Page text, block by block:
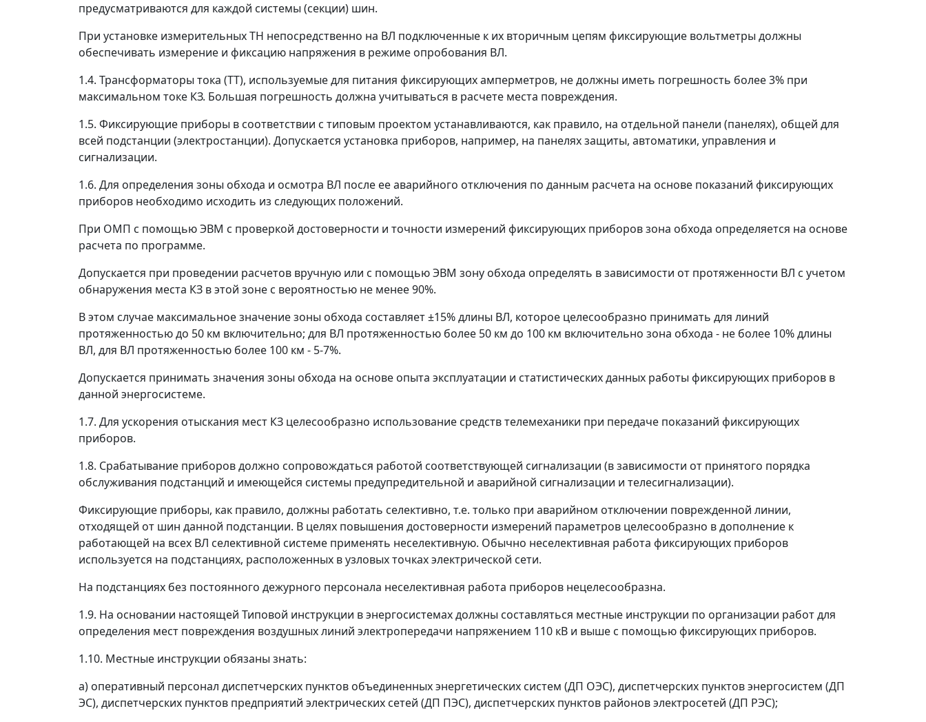
предусматриваются для каждой системы (секции) шин.
При установке измерительных ТН непосредственно на ВЛ подключенные к их вторичным цепям фиксирующие вольтметры должны
обеспечивать измерение и фиксацию напряжения в режиме опробования ВЛ.
1.4. Трансформаторы тока (ТТ), используемые для питания фиксирующих амперметров, не должны иметь погрешность более 3% при
максимальном токе КЗ. Большая погрешность должна учитываться в расчете места повреждения.
1.5. Фиксирующие приборы в соответствии с типовым проектом устанавливаются, как правило, на отдельной панели (панелях), общей для
всей подстанции (электростанции). Допускается установка приборов, например, на панелях защиты, автоматики, управления и
сигнализации.
1.6. Для определения зоны обхода и осмотра ВЛ после ее аварийного отключения по данным расчета на основе показаний фиксирующих
приборов необходимо исходить из следующих положений.
При ОМП с помощью ЭВМ с проверкой достоверности и точности измерений фиксирующих приборов зона обхода определяется на основе
расчета по программе.
Допускается при проведении расчетов вручную или с помощью ЭВМ зону обхода определять в зависимости от протяженности ВЛ с учетом
обнаружения места КЗ в этой зоне с вероятностью не менее 90%.
В этом случае максимальное значение зоны обхода составляет±15% длины ВЛ, которое целесообразно принимать для линий
протяженностью до 50 км включительно; для ВЛ протяженностью более 50 км до 100 км включительно зона обхода - не более 10% длины
ВЛ, для ВЛ протяженностью более 100 км - 5-7%.
Допускается принимать значения зоны обхода на основе опыта эксплуатации и статистических данных работы фиксирующих приборов в
данной энергосистеме.
1.7. Для ускорения отыскания мест КЗ целесообразно использование средств телемеханики при передаче показаний фиксирующих
приборов.
1.8. Срабатывание приборов должно сопровождаться работой соответствующей сигнализации (в зависимости от принятого порядка
обслуживания подстанций и имеющейся системы предупредительной и аварийной сигнализации и телесигнализации).
Фиксирующие приборы, как правило, должны работать селективно, т.е. только при аварийном отключении поврежденной линии,
отходящей от шин данной подстанции. В целях повышения достоверности измерений параметров целесообразно в дополнение к
работающей на всех ВЛ селективной системе применять неселективную. Обычно неселективная работа фиксирующих приборов
используется на подстанциях, расположенных в узловых точках электрической сети.
На подстанциях без постоянного дежурного персонала неселективная работа приборов нецелесообразна.
1.9. На основании настоящей Типовой инструкции в энергосистемах должны составляться местные инструкции по организации работ для
определения мест повреждения воздушных линий электропередачи напряжением 110 кВ и выше с помощью фиксирующих приборов.
1.10. Местные инструкции обязаны знать:
а) оперативный персонал диспетчерских пунктов объединенных энергетических систем (ДП ОЭС), диспетчерских пунктов энергосистем (ДП
ЭС), диспетчерских пунктов предприятий электрических сетей (ДП ПЭС), диспетчерских пунктов районов электросетей (ДП РЭС);